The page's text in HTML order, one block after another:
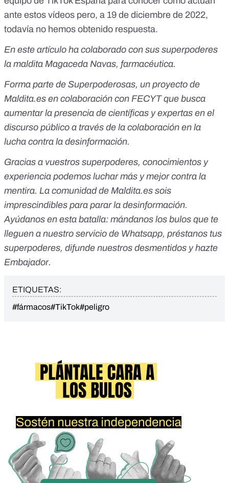
ante estos vídeos pero, a 19 de diciembre de 2022,
todavía no hemos obtenido respuesta.
En este artículo ha colaborado con sus superpoderes
la maldita Magaceda Navas, farmacéutica.
Forma parte de Superpoderosas, un proyecto de
Maldita.es en colaboración con FECYT que busca
aumentar la presencia de científicas y expertas en el
discurso público a través de la colaboración en la
lucha contra la desinformación.
Gracias a vuestros superpoderes, conocimientos y
experiencia podemos luchar más y mejor contra la
mentira. La comunidad de Maldita.es sois
imprescindibles para parar la desinformación.
Ayúdanos en esta batalla: mándanos los bulos que te
lleguen a nuestro servicio de Whatsapp, préstanos tus
superpoderes, difunde nuestros desmentidos y hazte
Embajador.
ETIQUETAS:
#fármacos#TikTok#peligro